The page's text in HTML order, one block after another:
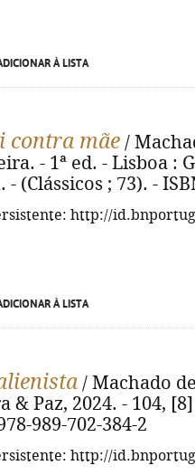
À LISTA
contra mãe /
- 1ª ed. - Lisboa :
- (Clássicos ; 73). -
http://
À LISTA
/ Machado
& Paz, 2024. - 104,
989-702-384-2
http://